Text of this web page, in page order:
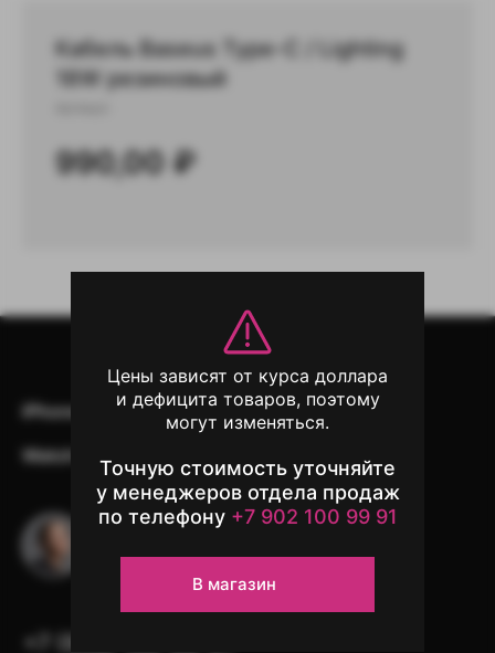
Кабель Baseus Type-C / Lighting
18W резиновый
990,00 ₽
iPhone iPad Mac
AirPods
Watch
Другая техника
+7 (902) 100-99-91
Остались вопросы?
Напишите в чат поддержки
Цены зависят от курса доллара
и дефицита товаров, поэтому
могут изменяться.
Точную стоимость уточняйте
у менеджеров отдела продаж
по телефону +7 902 100 99 91
В магазин